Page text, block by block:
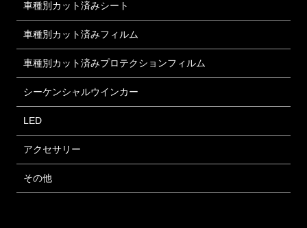
車種別カット済みシート
車種別カット済みフィルム
車種別カット済みプロテクションフィルム
シーケンシャルウインカー
LED
アクセサリー
その他